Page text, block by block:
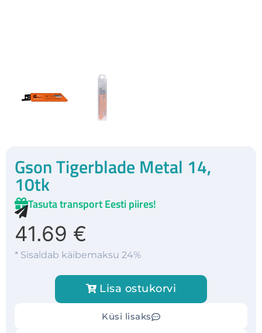
Gson Tigerblade Metal 14,
10tk
Tasuta transport Eesti piires!
41.69 €
* Sisaldab käibemaksu 24%
Lisa ostukorvi
Küsi lisaks